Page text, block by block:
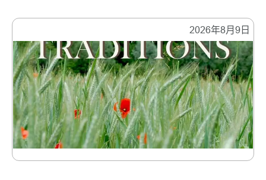
2026年8月9日